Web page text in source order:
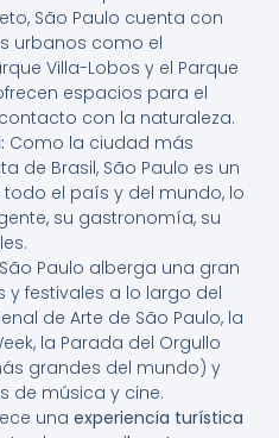
São Paulo cuenta con
urbanos como el
Villa-Lobos y el Parque
espacios para el
con la naturaleza.
Como la ciudad más
de Brasil, São Paulo es un
el país y del mundo, lo
su gastronomía, su
São Paulo alberga una gran
festivales a lo largo del
de Arte de São Paulo, la
la Parada del Orgullo
grandes del mundo) y
de música y cine.
una experiencia turística